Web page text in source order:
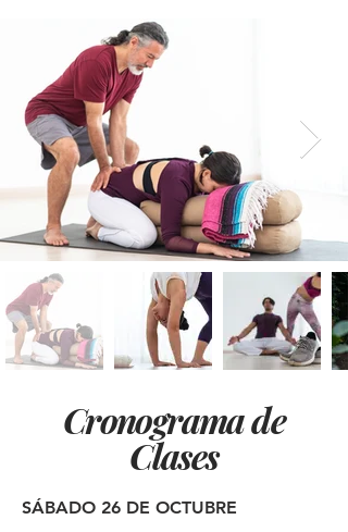
Cronograma de
Clases
SÁBADO 26 DE OCTUBRE